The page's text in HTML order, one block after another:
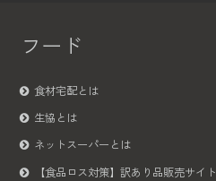
フード
食材宅配とは
生協とは
ネットスーパーとは
【食品ロス対策】訳あり品販売サイト